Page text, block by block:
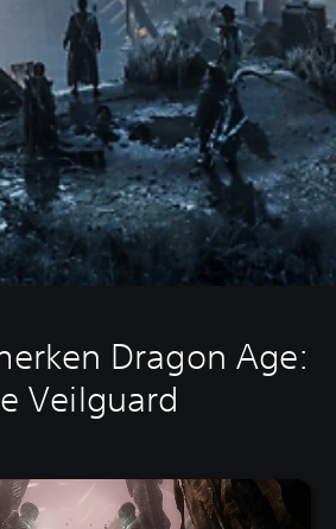
Dragon Age:
Veilguard